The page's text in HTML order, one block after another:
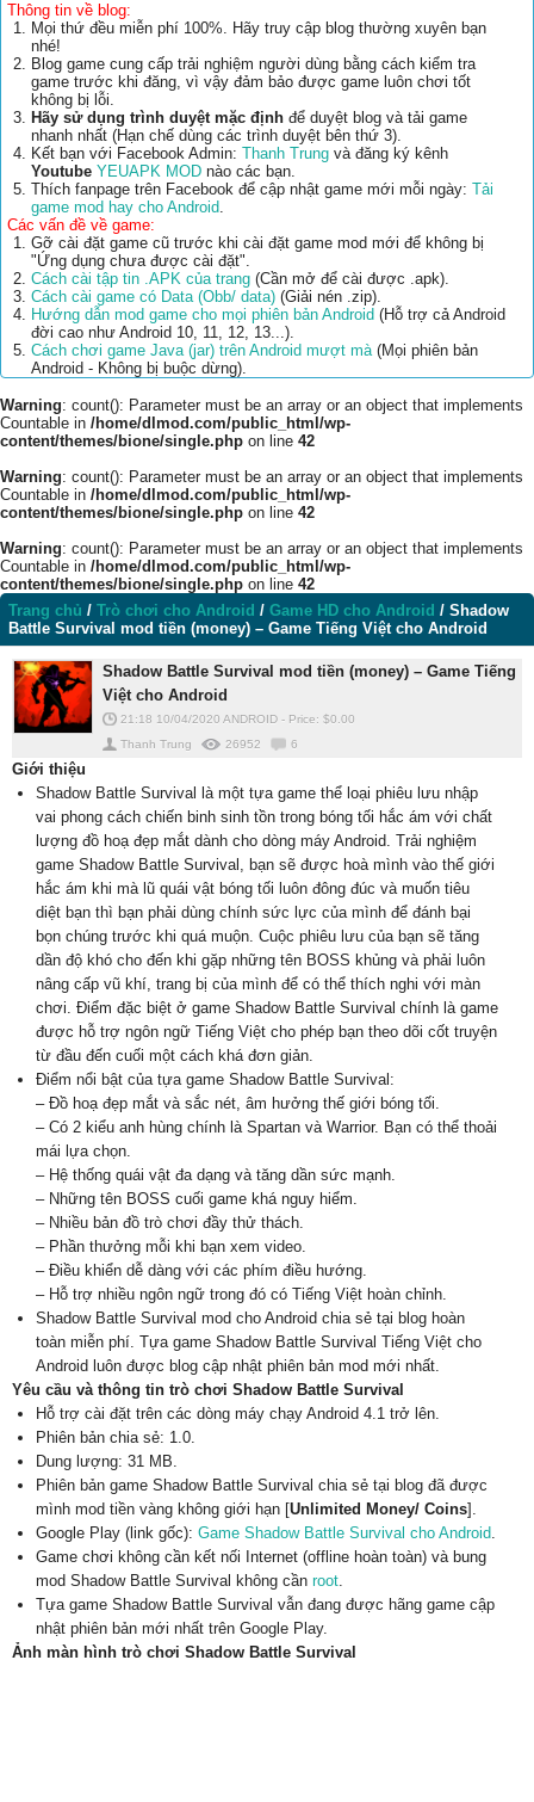
Thông tin về blog:
Mọi thứ đều miễn phí 100%. Hãy truy cập blog thường xuyên bạn
nhé!
Blog game cung cấp trải nghiệm người dùng bằng cách kiểm tra
game trước khi đăng, vì vậy đảm bảo được game luôn chơi tốt
không bị lỗi.
Hãy sử dụng trình duyệt mặc định để duyệt blog và tải game
nhanh nhất (Hạn chế dùng các trình duyệt bên thứ 3).
Kết bạn với Facebook Admin: Thanh Trung và đăng ký kênh
Youtube YEUAPK MOD nào các bạn.
Thích fanpage trên Facebook để cập nhật game mới mỗi ngày: Tải
game mod hay cho Android.
Các vấn đề về game:
Gỡ cài đặt game cũ trước khi cài đặt game mod mới để không bị
"Ứng dụng chưa được cài đặt".
Cách cài tập tin .APK của trang (Cần mở để cài được .apk).
Cách cài game có Data (Obb/ data) (Giải nén .zip).
Hướng dẫn mod game cho mọi phiên bản Android (Hỗ trợ cả Android
đời cao như Android 10, 11, 12, 13...).
Cách chơi game Java (jar) trên Android mượt mà(Mọi phiên bản
Android - Không bị buộc dừng).
Warning: count(): Parameter must be an array or an object that implements
Countable in /home/dlmod.com/public_html/wp-
content/themes/bione/single.php on line 42
Warning: count(): Parameter must be an array or an object that implements
Countable in /home/dlmod.com/public_html/wp-
content/themes/bione/single.php on line 42
Warning: count(): Parameter must be an array or an object that implements
Countable in /home/dlmod.com/public_html/wp-
content/themes/bione/single.php on line 42
Trang chủ / Trò chơi cho Android / Game HD cho Android / Shadow
Battle Survival mod tiền (money) – Game Tiếng Việt cho Android
Shadow Battle Survival mod tiền (money) – Game Tiếng
Việt cho Android
21:18 10/04/2020 ANDROID - Price: $0.00
Thanh Trung
26952 6
Giới thiệu
Shadow Battle Survival là một tựa game thể loại phiêu lưu nhập
vai phong cách chiến binh sinh tồn trong bóng tối hắc ám với chất
lượng đồ hoạ đẹp mắt dành cho dòng máy Android. Trải nghiệm
game Shadow Battle Survival, bạn sẽ được hoà mình vào thế giới
hắc ám khi mà lũ quái vật bóng tối luôn đông đúc và muốn tiêu
diệt bạn thì bạn phải dùng chính sức lực của mình để đánh bại
bọn chúng trước khi quá muộn. Cuộc phiêu lưu của bạn sẽ tăng
dần độ khó cho đến khi gặp những tên BOSS khủng và phải luôn
nâng cấp vũ khí, trang bị của mình để có thể thích nghi với màn
chơi. Điểm đặc biệt ở game Shadow Battle Survival chính là game
được hỗ trợ ngôn ngữ Tiếng Việt cho phép bạn theo dõi cốt truyện
từ đầu đến cuối một cách khá đơn giản.
Điểm nổi bật của tựa game Shadow Battle Survival:
– Đồ hoạ đẹp mắt và sắc nét, âm hưởng thế giới bóng tối.
– Có 2 kiểu anh hùng chính là Spartan và Warrior. Bạn có thể thoải
mái lựa chọn.
– Hệ thống quái vật đa dạng và tăng dần sức mạnh.
– Những tên BOSS cuối game khá nguy hiểm.
– Nhiều bản đồ trò chơi đầy thử thách.
– Phần thưởng mỗi khi bạn xem video.
– Điều khiển dễ dàng với các phím điều hướng.
– Hỗ trợ nhiều ngôn ngữ trong đó có Tiếng Việt hoàn chỉnh.
Shadow Battle Survival mod cho Android chia sẻ tại blog hoàn
toàn miễn phí. Tựa game Shadow Battle Survival Tiếng Việt cho
Android luôn được blog cập nhật phiên bản mod mới nhất.
Yêu cầu và thông tin trò chơi Shadow Battle Survival
Hỗ trợ cài đặt trên các dòng máy chạy Android 4.1 trở lên.
Phiên bản chia sẻ: 1.0.
Dung lượng: 31 MB.
Phiên bản game Shadow Battle Survival chia sẻ tại blog đã được
mình mod tiền vàng không giới hạn [Unlimited Money/ Coins].
Google Play (link gốc): Game Shadow Battle Survival cho Android.
Game chơi không cần kết nối Internet (offline hoàn toàn) và bung
mod Shadow Battle Survival không cần root.
Tựa game Shadow Battle Survival vẫn đang được hãng game cập
nhật phiên bản mới nhất trên Google Play.
Ảnh màn hình trò chơi Shadow Battle Survival